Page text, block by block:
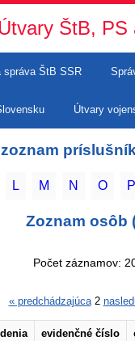
ŠtB, PS
správa ŠtB SSR
Útvary
L M N O P
Zoznam osôb
Počet záznamov:
« predchádzajúca 2
evidenčné číslo